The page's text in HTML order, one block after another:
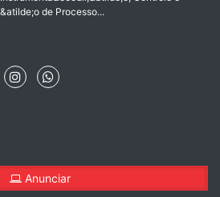
de Processo...
Anunciar